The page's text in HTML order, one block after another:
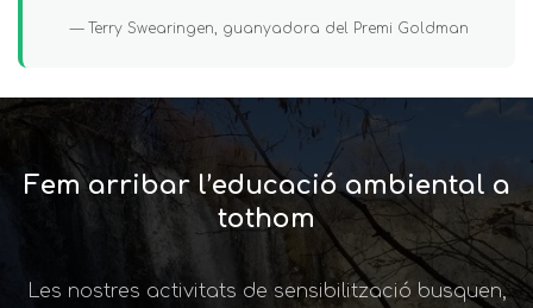
— Terry Swearingen, guanyadora del Premi Goldman
Fem arribar l’educació ambiental a
tothom
Les nostres activitats de sensibilització busquen,